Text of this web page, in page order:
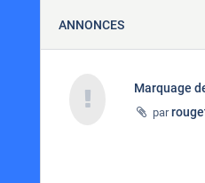
ANNONCES
Marquage
par